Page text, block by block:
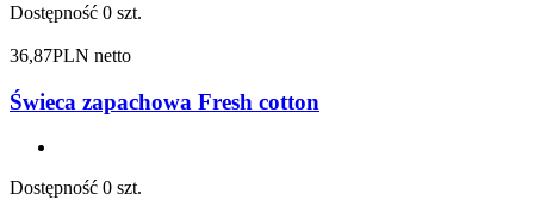
Dostępność 0 szt.
36,87PLN netto
Świeca zapachowa Fresh cotton
Dostępność 0 szt.